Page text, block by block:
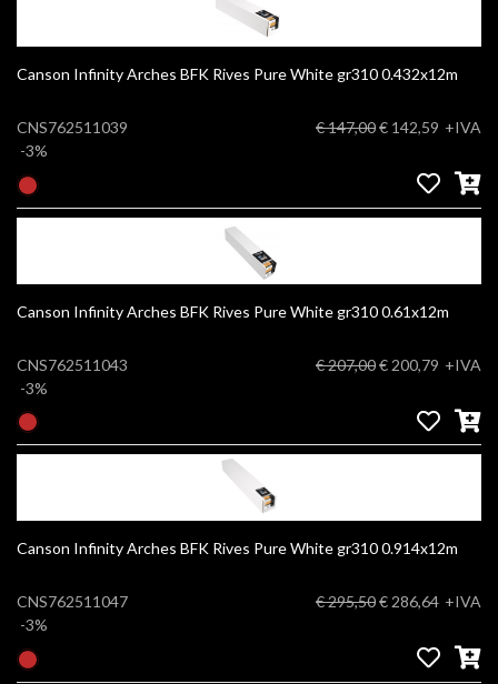
Canson Infinity Arches BFK Rives Pure White gr310 0.432x12m
CNS762511039
-3%
€ 147,00€ 142,59 +IVA
Canson Infinity Arches BFK Rives Pure White gr310 0.61x12m
CNS762511043
-3%
€ 207,00€ 200,79 +IVA
Canson Infinity Arches BFK Rives Pure White gr310 0.914x12m
CNS762511047
-3%
€ 295,50€ 286,64 +IVA